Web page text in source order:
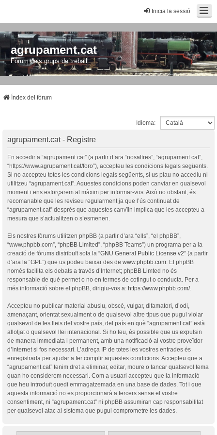
Inicia la sessió
agrupament.cat
Fòrum dels grups de treball
Índex del fòrum
Idioma:
agrupament.cat - Registre
En accedir a “agrupament.cat” (a partir d’ara “nosaltres”, “agrupament.cat”,
“https://www.agrupament.cat/foro”), accepteu les condicions legals següents.
Si no accepteu totes les condicions legals següents, si us plau no accediu ni
utilitzeu “agrupament.cat”. Aquestes condicions poden canviar en qualsevol
moment i ens esforçarem al màxim per informar-vos. Això no obstant, és
recomanable que les reviseu regularment ja que l’ús continuat de
“agrupament.cat” després que aquestes canvïin implica que les accepteu a
mesura que s’actualitzen o s’esmenen.
Els nostres fòrums utilitzen phpBB (a partir d’ara “ells”, “el phpBB”,
“www.phpbb.com”, “phpBB Limited”, “phpBB Teams”) un programa per a la
creació de fòrums distribuït sota la “GNU General Public License v2” (a partir
d’ara la “GPL”) que us podeu baixar des de www.phpbb.com . El phpBB
només facilita els debats a través d’Internet; phpBB Limted no és
responsable de què permet o no en termes de cotingut o conducta. Per a
més informació sobre el phpBB, dirigiu-vos a: https://www.phpbb.com/.
Accepteu no publicar material abusiu, obscè, vulgar, difamatori, d’odi,
amenaçant, orientat sexualment o de qualsevol altre tipus que pugui violar
qualsevol de les lleis del vostre país, del país en què “agrupament.cat” està
allotjat o qualsevol llei intenacional. Si ho feu, és possible que us expulsin
de manera immediata i permanent, amb una notificació al vostre proveïdor
d’Internet si fos necessari. L’adreça IP de totes les vostres entrades és
enregistrada per ajudar a fer complir aquestes condicions. Accepteu que a
“agrupament.cat” tenim dret a eliminar, editar, moure o tancar qualsevol tema
quan ho considerem necessari. Com a usuari accepteu que la informació
que heu introduït quedi emmagatzemada en una base de dades. Tot i que
aquesta informació no es proporcionarà a tercers sense el vostre
consentiment, ni “agrupament.cat” ni phpBB assumiran cap responsabilitat
per qualsevol atac al sistema que pugui comprometre les dades.